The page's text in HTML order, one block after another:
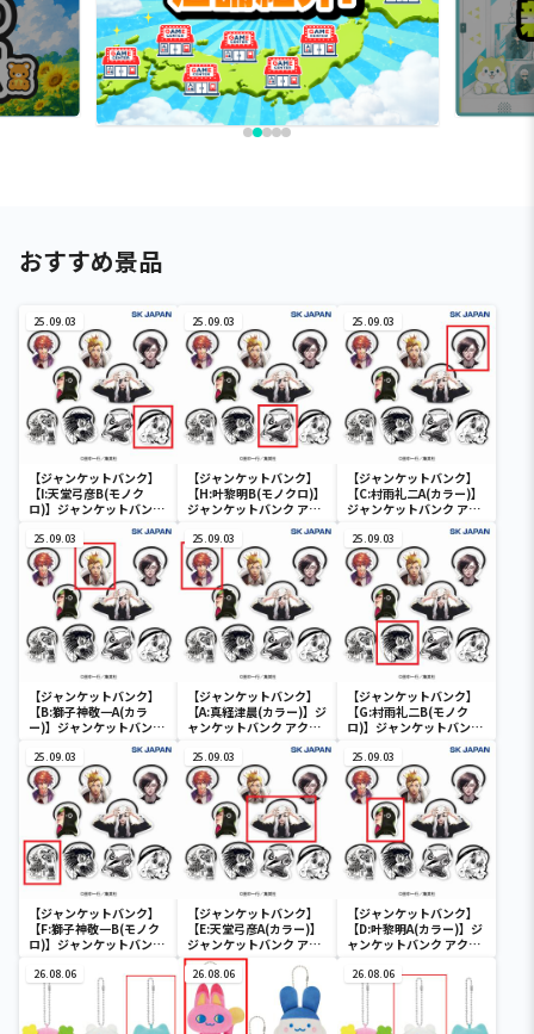
おすすめ景品
25.09.03
【ジャンケットバンク】
【I:天堂弓彦B(モノク
ロ)】ジャンケットバンク
25.09.03
【ジャンケットバンク】
【H:叶黎明B(モノクロ)】
ジャンケットバンク アク
25.09.03
【ジャンケットバンク】
【C:村雨礼二A(カラー)】
ジャンケットバンク アク
25.09.03
【ジャンケットバンク】
【B:獅子神敬一A(カラ
ー)】ジャンケットバンク
25.09.03
【ジャンケットバンク】
【A:真経津晨(カラー)】ジ
ャンケットバンク アクリ
25.09.03
【ジャンケットバンク】
【G:村雨礼二B(モノク
ロ)】ジャンケットバンク
25.09.03
【ジャンケットバンク】
【F:獅子神敬一B(モノク
ロ)】ジャンケットバンク
25.09.03
【ジャンケットバンク】
【E:天堂弓彦A(カラー)】
ジャンケットバンク アク
リルヘアゴム
25.09.03
【ジャンケットバンク】
【D:叶黎明A(カラー)】ジ
ャンケットバンク アクリ
26.08.06 26.08.06 26.08.06